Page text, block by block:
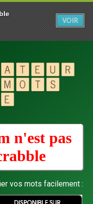
n'est pas
vos mots facilement :
VOIR